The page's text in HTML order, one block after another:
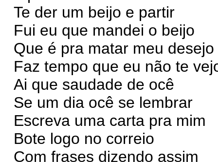
Te der um beijo e partir
Fui eu que mandei o beijo
Que é pra matar meu desejo
Faz tempo que eu não te
Ai que saudade de ocê
Se um dia ocê se lembrar
Escreva uma carta pra mim
Bote logo no correio
Com frases dizendo assim